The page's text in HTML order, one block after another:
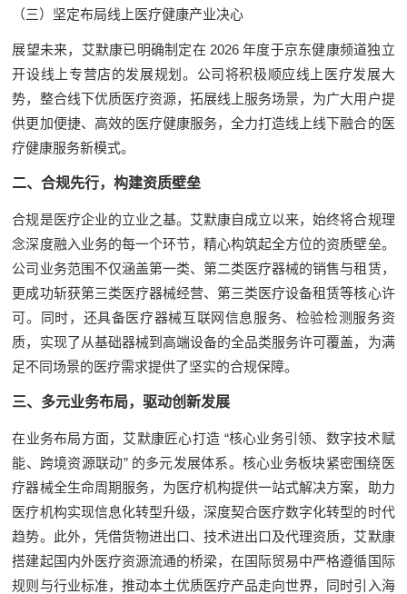
（三）坚定布局线上医疗健康产业决心
展望未来，艾默康已明确制定在 2026 年度于京东健康频道独立
开设线上专营店的发展规划。公司将积极顺应线上医疗发展大
势，整合线下优质医疗资源，拓展线上服务场景，为广大用户提
供更加便捷、高效的医疗健康服务，全力打造线上线下融合的医
疗健康服务新模式。
二、合规先行，构建资质壁垒
合规是医疗企业的立业之基。艾默康自成立以来，始终将合规理
念深度融入业务的每一个环节，精心构筑起全方位的资质壁垒。
公司业务范围不仅涵盖第一类、第二类医疗器械的销售与租赁，
更成功斩获第三类医疗器械经营、第三类医疗设备租赁等核心许
可。同时，还具备医疗器械互联网信息服务、检验检测服务资
质，实现了从基础器械到高端设备的全品类服务许可覆盖，为满
足不同场景的医疗需求提供了坚实的合规保障。
三、多元业务布局，驱动创新发展
在业务布局方面，艾默康匠心打造 “核心业务引领、数字技术赋
能、跨境资源联动” 的多元发展体系。核心业务板块紧密围绕医
疗器械全生命周期服务，为医疗机构提供一站式解决方案，助力
医疗机构实现信息化转型升级，深度契合医疗数字化转型的时代
趋势。此外，凭借货物进出口、技术进出口及代理资质，艾默康
搭建起国内外医疗资源流通的桥梁，在国际贸易中严格遵循国际
规则与行业标准，推动本土优质医疗产品走向世界，同时引入海